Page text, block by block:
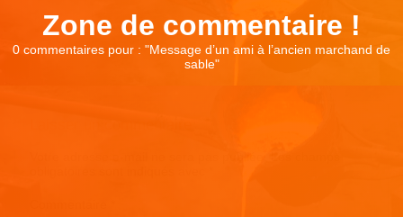
Zone de commentaire !
0 commentaires pour : "Message d’un ami à l’ancien marchand de
sable"